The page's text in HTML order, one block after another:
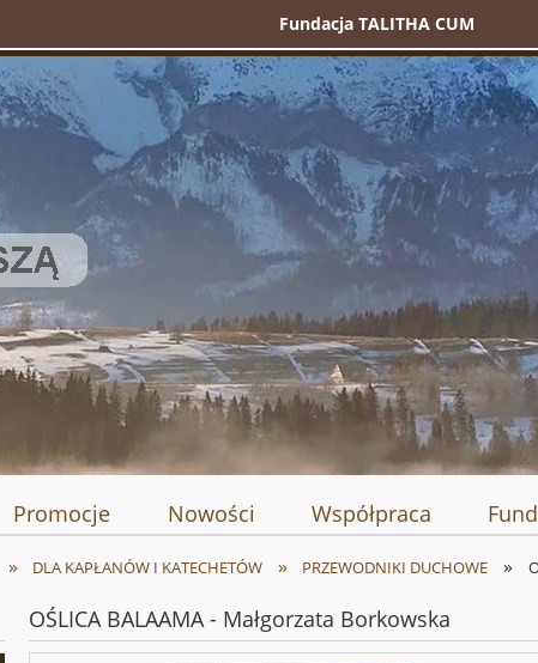
Fundacja TALITHA CUM
Promocje Nowości Współpraca
» DLA KAPŁANÓW I KATECHETÓW » PRZEWODNIKI DUCHOWE »
OŚLICA BALAAMA - Małgorzata Borkowska